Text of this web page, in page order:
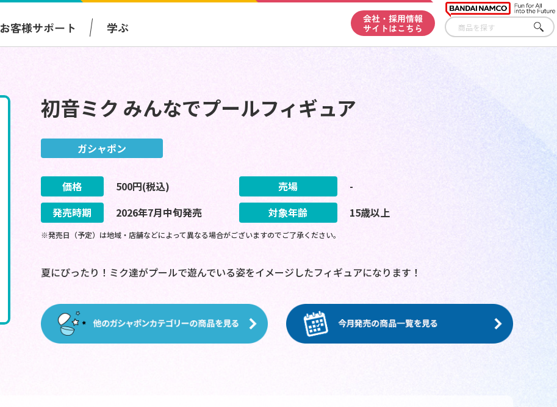
お客様サポート 学ぶ
会社・採用情報
サイトはこちら
さが
す
初音ミク みんなでプールフィギュア
ガシャポン
価格 500円(税込) 売場
-
発売時期
2026年7月中旬発売 対象年齢 15歳以上
※発売日（予定）は地域・店舗などによって異なる場合がございますのでご了承ください。
夏にぴったり！ミク達がプールで遊んでいる姿をイメージしたフィギュアになります！